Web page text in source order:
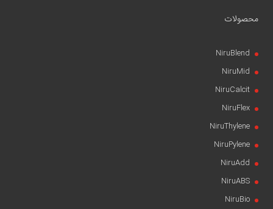
محصولات
NiruBlend
NiruMid
NiruCalcit
NiruFlex
NiruThylene
NiruPylene
NiruAdd
NiruABS
NiruBio